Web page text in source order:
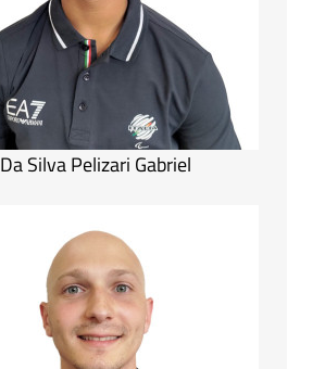
Da Silva Pelizari Gabriel